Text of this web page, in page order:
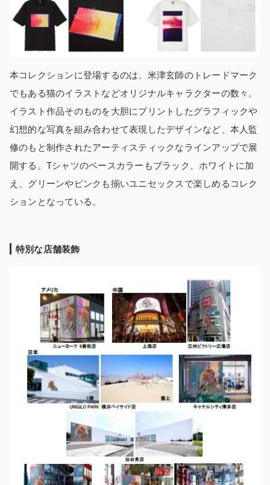
本コレクションに登場するのは、米津玄師のトレードマーク
でもある猫のイラストなどオリジナルキャラクターの数々。
イラスト作品そのものを大胆にプリントしたグラフィックや
幻想的な写真を組み合わせて表現したデザインなど、本人監
修のもと制作されたアーティスティックなラインアップで展
開する。Tシャツのベースカラーもブラック、ホワイトに加
え、グリーンやピンクも揃いユニセックスで楽しめるコレク
ションとなっている。
特別な店舗装飾